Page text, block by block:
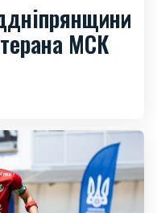
МСК